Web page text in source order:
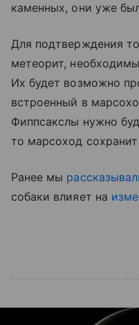
каменных, они уже
Для подтверждения
метеорит,
Их будет возможно
встроенный в
Фиппсакслы нужно
то марсоход
Ранее мы
собаки влияет на